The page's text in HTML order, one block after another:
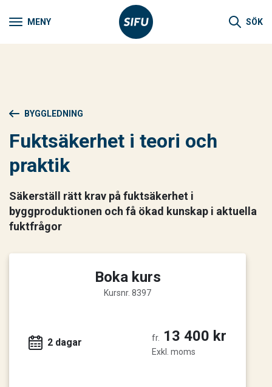
MENY SÖK
BYGGLEDNING
Fuktsäkerhet i teori och
praktik
Säkerställ rätt krav på fuktsäkerhet i
byggproduktionen och få ökad kunskap i aktuella
fuktfrågor
Boka kurs
Kursnr. 8397
2 dagar fr. 13 400 kr
Exkl. moms